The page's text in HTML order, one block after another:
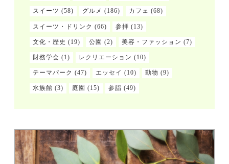
スイーツ (58) グルメ (186) カフェ (68)
スイーツ・ドリンク (66) 参拝 (13)
文化・歴史 (19) 公園 (2) 美容・ファッション (7)
財務学会 (1) レクリエーション (10)
テーマパーク (47) エッセイ (10) 動物 (9)
水族館 (3) 庭園 (15) 参詣 (49)